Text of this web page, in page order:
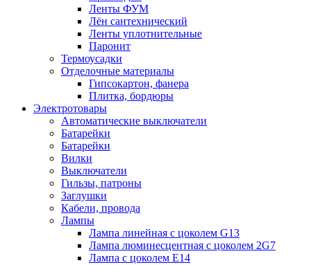
Ленты ФУМ
Лён сантехнический
Ленты уплотнительные
Паронит
Термоусадки
Отделочные материалы
Гипсокартон, фанера
Плитка, бордюры
Электротовары
Автоматические выключатели
Батарейки
Батарейки
Вилки
Выключатели
Гильзы, патроны
Заглушки
Кабели, провода
Лампы
Лампа линейная с цоколем G13
Лампа люминесцентная с цоколем 2G7
Лампа с цоколем E14